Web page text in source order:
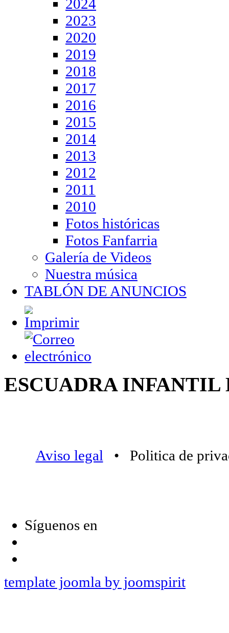
2024
2023
2020
2019
2018
2017
2016
2015
2014
2013
2012
2011
2010
Fotos históricas
Fotos Fanfarria
Galería de Videos
Nuestra música
TABLÓN DE ANUNCIOS
ESCUADRA
Aviso legal • Politica de
Síguenos en
template joomla by joomspirit